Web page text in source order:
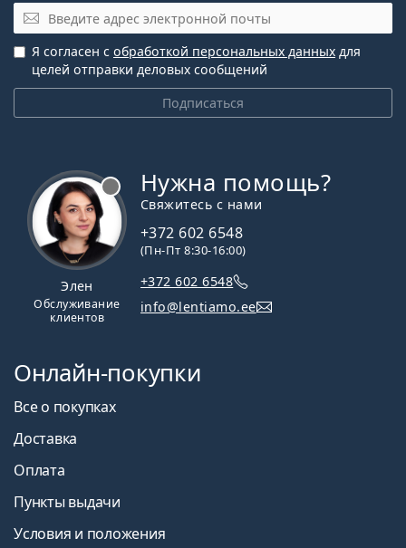
Электронная почта
Подписаться
Я согласен с обработкой персональных данных для
целей отправки деловых сообщений
Элен
Обслуживание
клиентов
Нужна помощь?
Свяжитесь с нами
+372 602 6548
(Пн-Пт 8:30-16:00)
+372 602 6548
info@lentiamo.ee
Онлайн-покупки
Все о покупках
Доставка
Оплата
Пункты выдачи
Условия и положения